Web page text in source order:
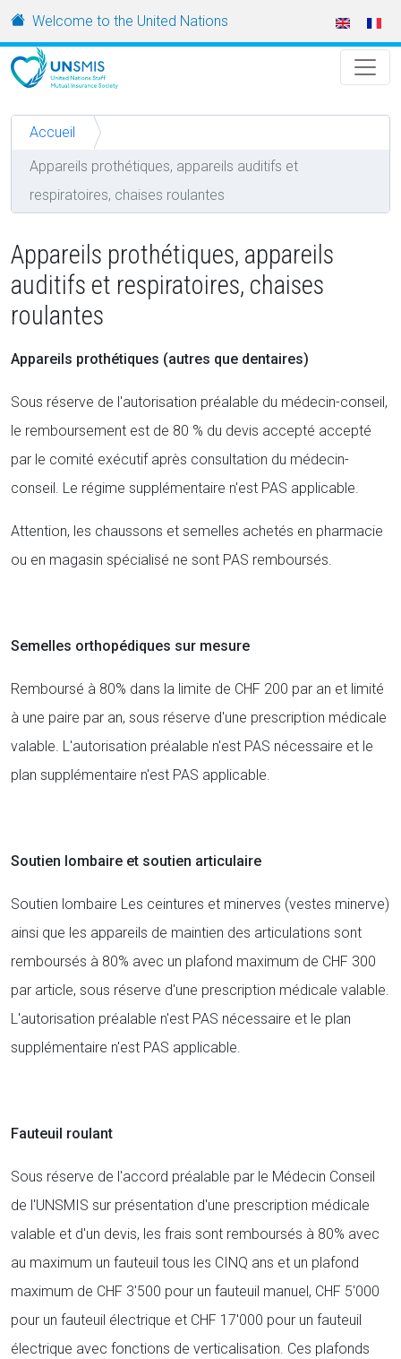
Aller au contenu principal
URLWelcome to the United Nations
Accueil
Appareils prothétiques, appareils auditifs et
respiratoires, chaises roulantes
Appareils prothétiques, appareils
auditifs et respiratoires, chaises
roulantes
Appareils prothétiques (autres que dentaires)
Sous réserve de l'autorisation préalable du médecin-conseil,
le remboursement est de 80 % du devis accepté accepté
par le comité exécutif après consultation du médecin-
conseil. Le régime supplémentaire n'est PAS applicable.
Attention, les chaussons et semelles achetés en pharmacie
ou en magasin spécialisé ne sont PAS remboursés.
Semelles orthopédiques sur mesure
Remboursé à 80% dans la limite de CHF 200 par an et limité
à une paire par an, sous réserve d'une prescription médicale
valable. L'autorisation préalable n'est PAS nécessaire et le
plan supplémentaire n'est PAS applicable.
Soutien lombaire et soutien articulaire
Soutien lombaire Les ceintures et minerves (vestes minerve)
ainsi que les appareils de maintien des articulations sont
remboursés à 80% avec un plafond maximum de CHF 300
par article, sous réserve d'une prescription médicale valable.
L'autorisation préalable n'est PAS nécessaire et le plan
supplémentaire n'est PAS applicable.
Fauteuil roulant
Sous réserve de l'accord préalable par le Médecin Conseil
de l'UNSMIS sur présentation d'une prescription médicale
valable et d'un devis, les frais sont remboursés à 80% avec
au maximum un fauteuil tous les CINQ ans et un plafond
maximum de CHF 3'500 pour un fauteuil manuel, CHF 5'000
pour un fauteuil électrique et CHF 17'000 pour un fauteuil
électrique avec fonctions de verticalisation. Ces plafonds